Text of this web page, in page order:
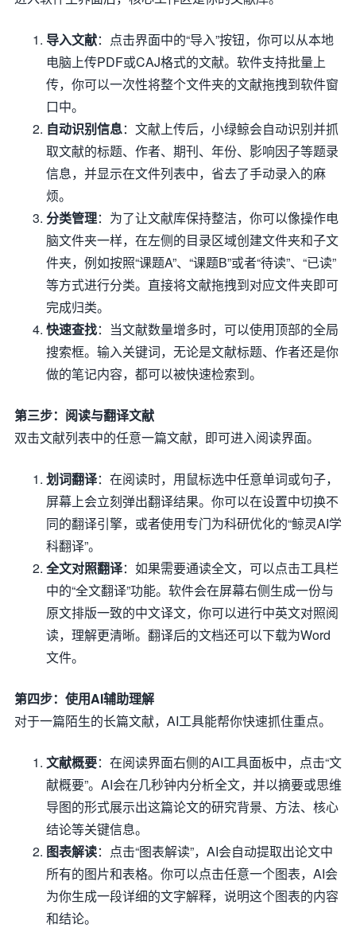
导入文献：点击界面中的“导入”按钮，你可以从本地
电脑上传PDF或CAJ格式的文献。软件支持批量上
传，你可以一次性将整个文件夹的文献拖拽到软件窗
口中。
自动识别信息：文献上传后，小绿鲸会自动识别并抓
取文献的标题、作者、期刊、年份、影响因子等题录
信息，并显示在文件列表中，省去了手动录入的麻
烦。
分类管理：为了让文献库保持整洁，你可以像操作电
脑文件夹一样，在左侧的目录区域创建文件夹和子文
件夹，例如按照“课题A”、“课题B”或者“待读”、“已读”
等方式进行分类。直接将文献拖拽到对应文件夹即可
完成归类。
快速查找：当文献数量增多时，可以使用顶部的全局
搜索框。输入关键词，无论是文献标题、作者还是你
做的笔记内容，都可以被快速检索到。
第三步：阅读与翻译文献
双击文献列表中的任意一篇文献，即可进入阅读界面。
划词翻译：在阅读时，用鼠标选中任意单词或句子，
屏幕上会立刻弹出翻译结果。你可以在设置中切换不
同的翻译引擎，或者使用专门为科研优化的“鲸灵AI学
科翻译”。
全文对照翻译：如果需要通读全文，可以点击工具栏
中的“全文翻译”功能。软件会在屏幕右侧生成一份与
原文排版一致的中文译文，你可以进行中英文对照阅
读，理解更清晰。翻译后的文档还可以下载为Word
文件。
第四步：使用AI辅助理解
对于一篇陌生的长篇文献，AI工具能帮你快速抓住重点。
文献概要：在阅读界面右侧的AI工具面板中，点击“文
献概要”。AI会在几秒钟内分析全文，并以摘要或思维
导图的形式展示出这篇论文的研究背景、方法、核心
结论等关键信息。
图表解读：点击“图表解读”，AI会自动提取出论文中
所有的图片和表格。你可以点击任意一个图表，AI会
为你生成一段详细的文字解释，说明这个图表的内容
和结论。